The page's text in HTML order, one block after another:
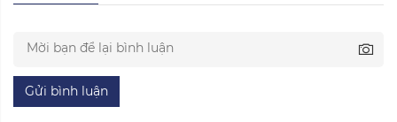
Gửi bình luận